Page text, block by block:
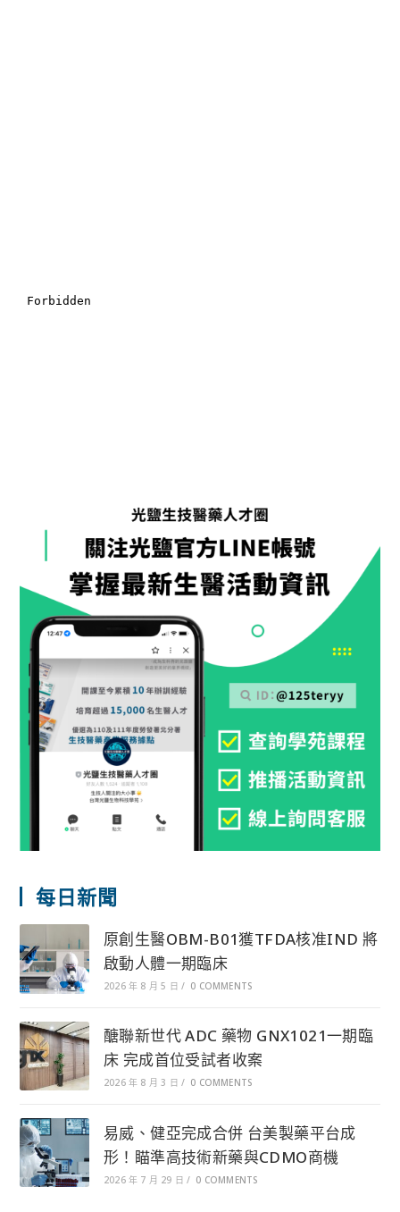
每日新聞
原創生醫OBM-B01獲TFDA核准IND 將
啟動人體一期臨床
2026 年 8 月 5 日 / 0 COMMENTS
醣聯新世代 ADC 藥物 GNX1021一期臨
床 完成首位受試者收案
2026 年 8 月 3 日 / 0 COMMENTS
易威、健亞完成合併 台美製藥平台成
形！瞄準高技術新藥與CDMO商機
2026 年 7 月 29 日 / 0 COMMENTS